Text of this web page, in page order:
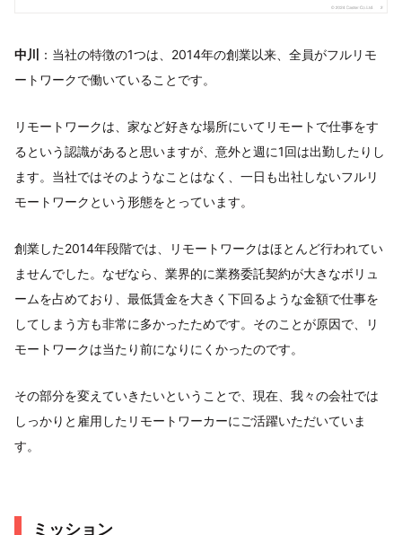
中川
：当社の特徴の1つは、2014年の創業以来、全員がフルリモ
ートワークで働いていることです。
リモートワークは、家など好きな場所にいてリモートで仕事をす
るという認識があると思いますが、意外と週に1回は出勤したりし
ます。当社ではそのようなことはなく、一日も出社しないフルリ
モートワークという形態をとっています。
創業した2014年段階では、リモートワークはほとんど行われてい
ませんでした。なぜなら、業界的に業務委託契約が大きなボリュ
ームを占めており、最低賃金を大きく下回るような金額で仕事を
してしまう方も非常に多かったためです。そのことが原因で、リ
モートワークは当たり前になりにくかったのです。
その部分を変えていきたいということで、現在、我々の会社では
しっかりと雇用したリモートワーカーにご活躍いただいていま
す。
ミッション